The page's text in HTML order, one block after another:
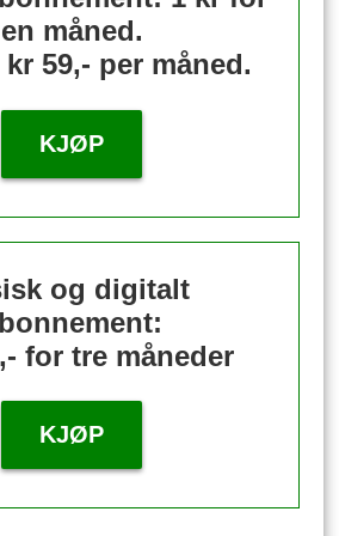
en måned.
59,- per måned.
KJØP
og digitalt
for tre måneder
KJØP